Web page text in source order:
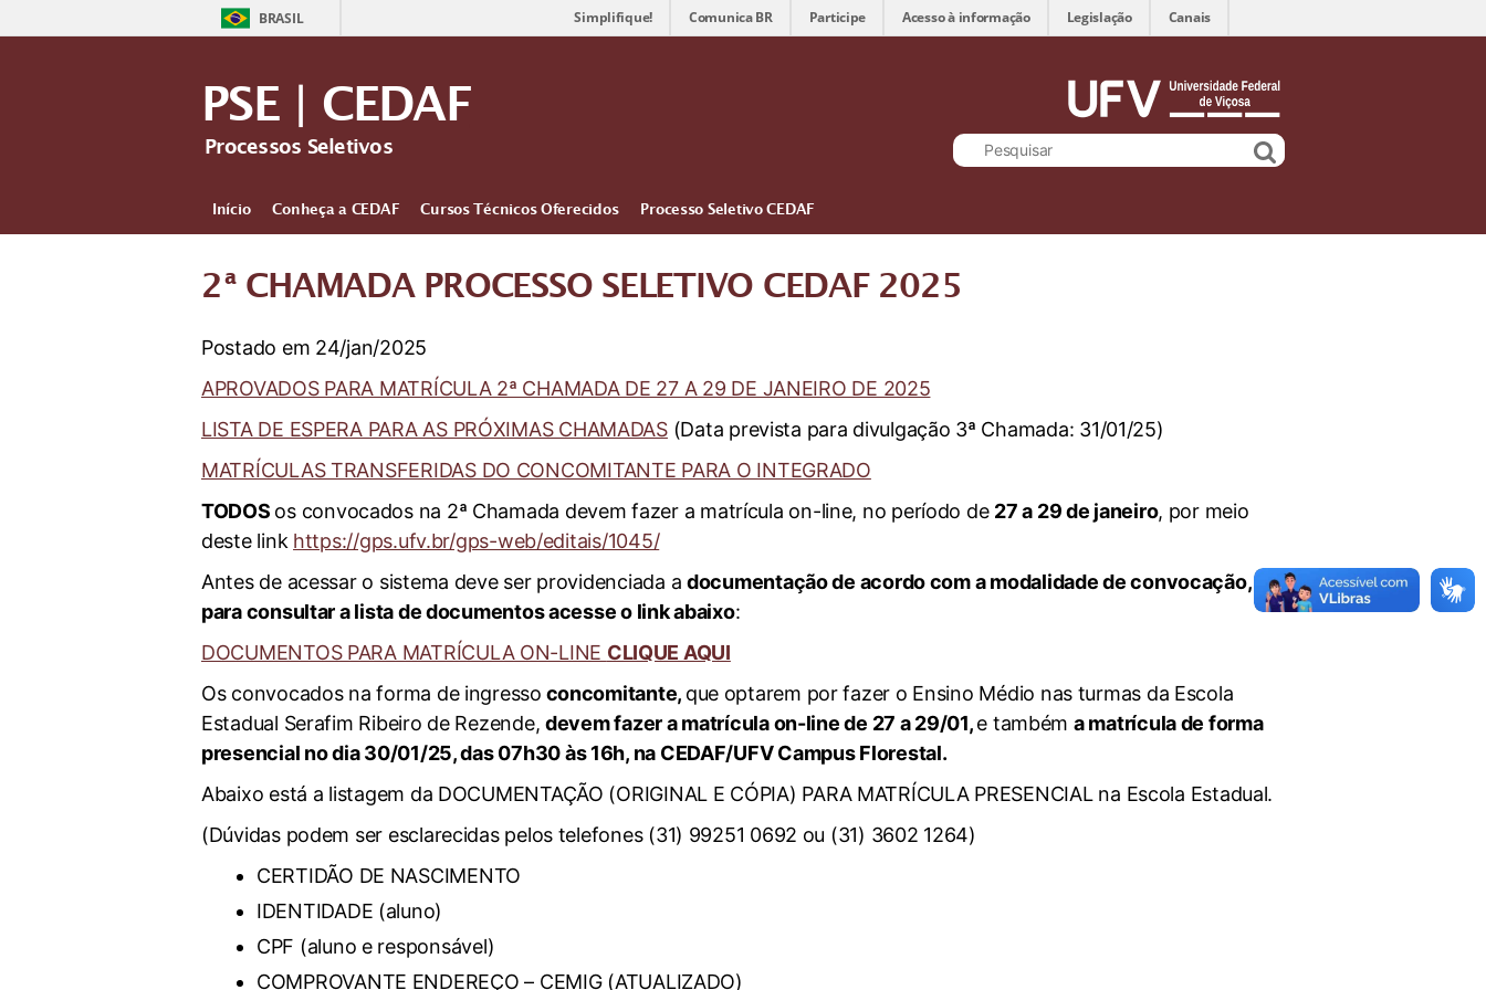
BRASIL Simplifique! Comunica BR Participe Acesso à informação Legislação Canais
PSE | CEDAF
Processos Seletivos
Início Conheça a CEDAF Cursos Técnicos Oferecidos Processo Seletivo CEDAF
2ª CHAMADA PROCESSO SELETIVO CEDAF 2025
Postado em 24/jan/2025
APROVADOS PARA MATRÍCULA 2ª CHAMADA DE 27 A 29 DE JANEIRO DE 2025
LISTA DE ESPERA PARA AS PRÓXIMAS CHAMADAS(Data prevista para divulgação 3ª Chamada: 31/01/25)
MATRÍCULAS TRANSFERIDAS DO CONCOMITANTE PARA O INTEGRADO
TODOS os convocados na 2ª Chamada devem fazer a matrícula on-line, no período de 27 a 29 de janeiro, por meio
deste link https://gps.ufv.br/gps-web/editais/1045/
Antes de acessar o sistema deve ser providenciada a documentação de acordo com a modalidade de convocação,
para consultar a lista de documentos acesse o link abaixo:
DOCUMENTOS PARA MATRÍCULA ON-LINE CLIQUE AQUI
Os convocados na forma de ingresso concomitante, que optarem por fazer o Ensino Médio nas turmas da Escola
Estadual Serafim Ribeiro de Rezende,devem fazer a matrícula on-line de 27 a 29/01,e também a matrícula de forma
presencial no dia 30/01/25, das 07h30às 16h, na CEDAF/UFV Campus Florestal.
Abaixo está a listagem da DOCUMENTAÇÃO (ORIGINAL E CÓPIA) PARA MATRÍCULA PRESENCIAL na Escola Estadual.
(Dúvidas podem ser esclarecidas pelos telefones (31) 99251 0692 ou (31) 3602 1264)
CERTIDÃO DE NASCIMENTO
IDENTIDADE (aluno)
CPF (aluno e responsável)
COMPROVANTE ENDEREÇO – CEMIG (ATUALIZADO)